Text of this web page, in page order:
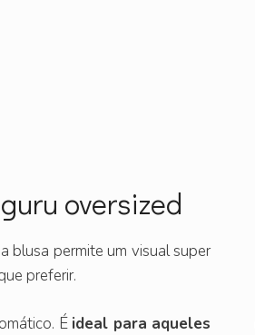
oversized
blusa permite um visual super
preferir.
É ideal para aqueles